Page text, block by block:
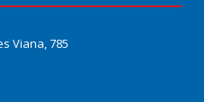
Viana, 785